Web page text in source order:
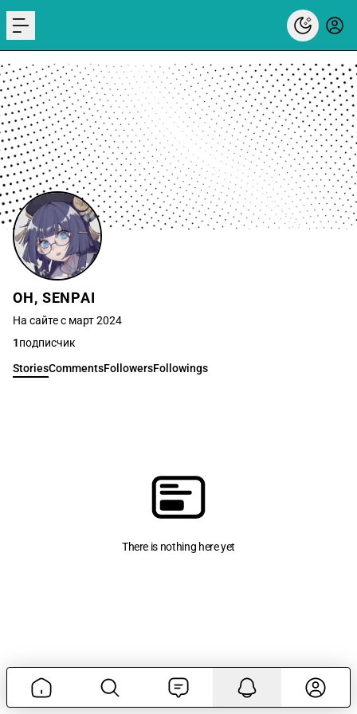
menu
OH, SENPAI
На сайте с март 2024
1подписчик
StoriesCommentsFollowersFollowings
There is nothing here yet